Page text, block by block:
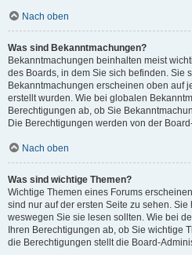
Nach oben
Was sind Bekanntmachungen?
Bekanntmachungen beinhalten meist
des Boards, in dem Sie sich befinden. Sie
Bekanntmachungen erscheinen oben auf
erstellt wurden. Wie bei globalen
Berechtigungen ab, ob Sie
Die Berechtigungen werden von der
Nach oben
Was sind wichtige Themen?
Wichtige Themen eines Forums
sind nur auf der ersten Seite zu sehen.
weswegen Sie sie lesen sollten. Wie bei
Ihren Berechtigungen ab, ob Sie wichtige
die Berechtigungen stellt die Board-